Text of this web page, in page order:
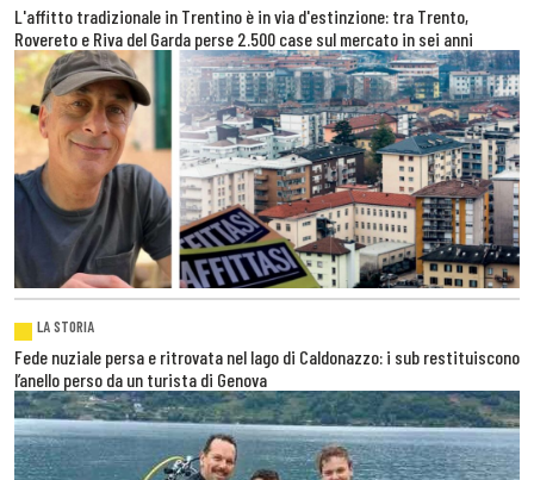
L'affitto tradizionale in Trentino è in via d'estinzione: tra Trento,
Rovereto e Riva del Garda perse 2.500 case sul mercato in sei anni
LA STORIA
Fede nuziale persa e ritrovata nel lago di Caldonazzo: i sub restituiscono
l’anello perso da un turista di Genova